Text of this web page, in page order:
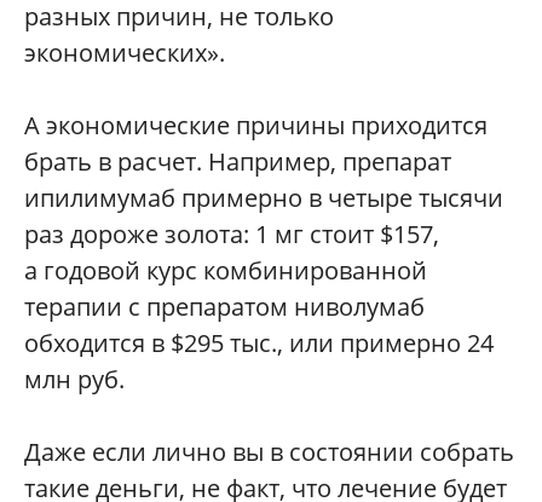
разных причин, не только
экономических».
А экономические причины приходится
брать в расчет. Например, препарат
ипилимумаб примерно в четыре тысячи
раз дороже золота: 1 мг стоит $157,
а годовой курс комбинированной
терапии с препаратом ниволумаб
обходится в $295 тыс., или примерно 24
млн руб.
Даже если лично вы в состоянии собрать
такие деньги, не факт, что лечение будет